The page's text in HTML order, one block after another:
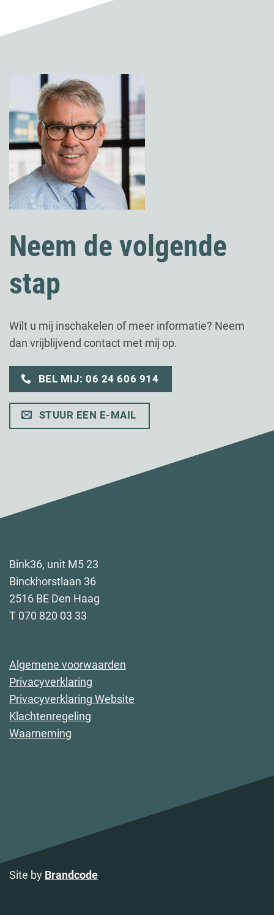
Neem de volgende
stap
Wilt u mij inschakelen of meer informatie? Neem
dan vrijblijvend contact met mij op.
BEL MIJ: 06 24 606 914
STUUR EEN E-MAIL
Bink36, unit M5 23
Binckhorstlaan 36
2516 BE Den Haag
T 070 820 03 33
Algemene voorwaarden
Privacyverklaring
Privacyverklaring Website
Klachtenregeling
Waarneming
Site by Brandcode